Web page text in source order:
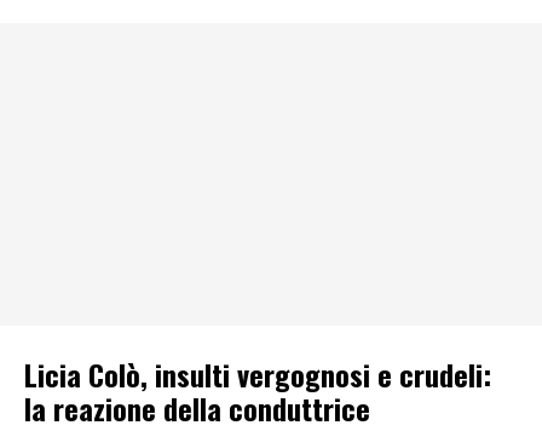
Licia Colò, insulti vergognosi e crudeli:
la reazione della conduttrice